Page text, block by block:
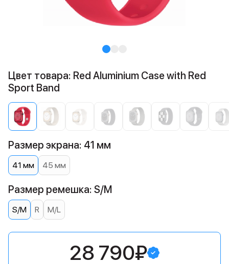
Цвет товара: Red Aluminium Case with Red
Sport Band
Размер экрана: 41 мм
41 мм 45 мм
Размер ремешка: S/M
S/M R M/L
28 790₽